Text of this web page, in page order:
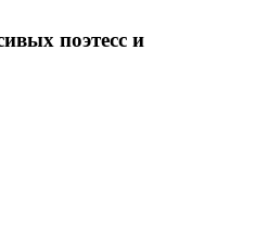
поэтесс и